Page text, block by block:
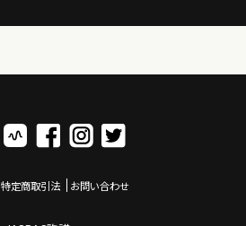
特定商取引法 お問い合わせ